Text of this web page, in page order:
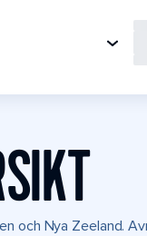
och Nya Zeeland.